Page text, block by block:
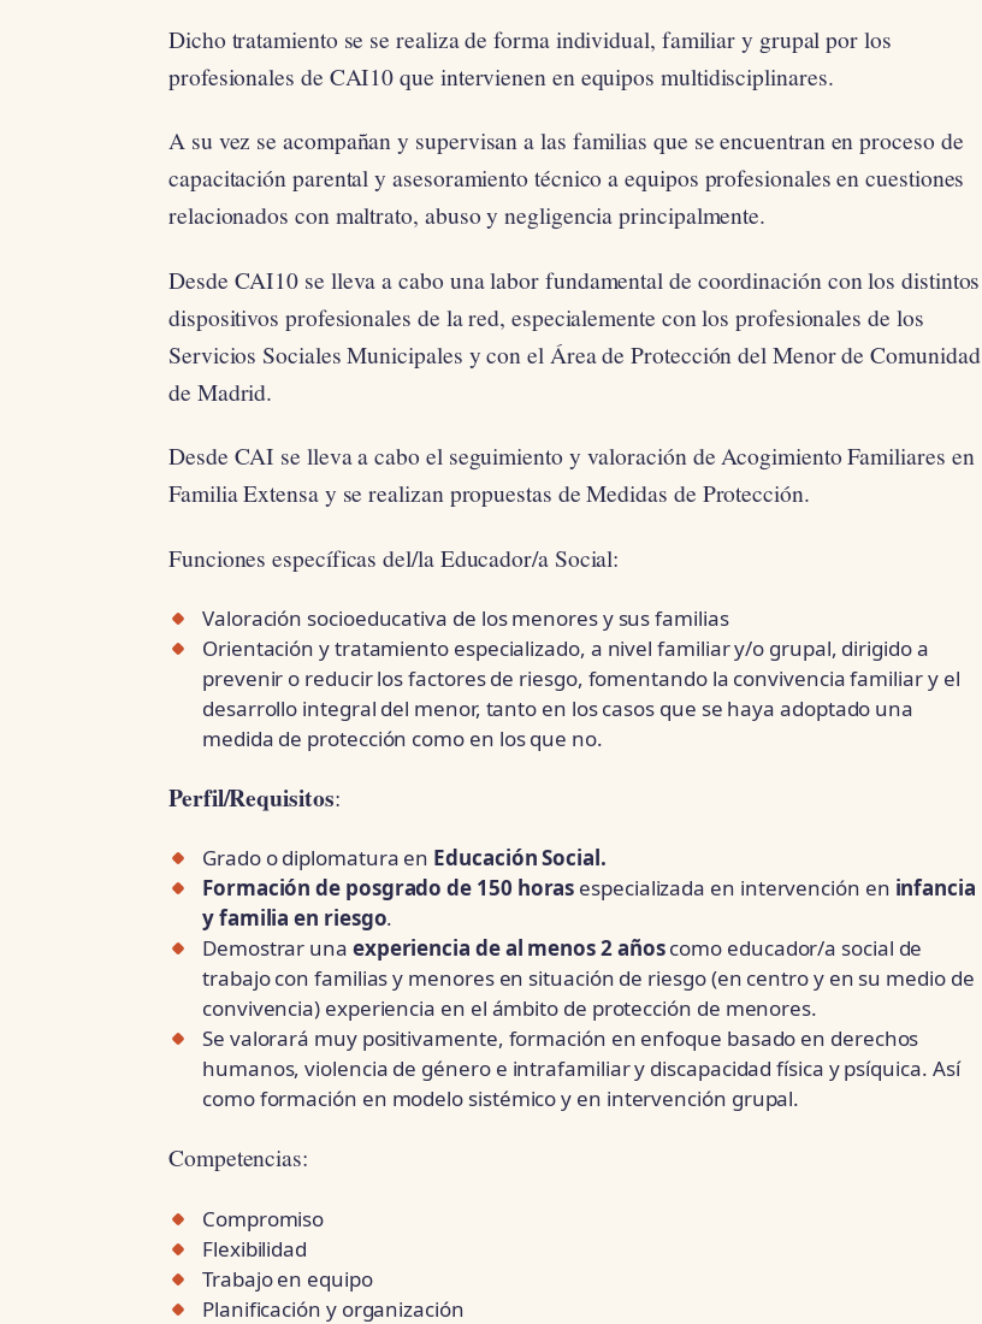
Dicho tratamiento se se realiza de forma individual, familiar y grupal por los
profesionales de CAI10 que intervienen en equipos multidisciplinares.
A su vez se acompañan y supervisan a las familias que se encuentran en proceso de
capacitación parental y asesoramiento técnico a equipos profesionales en cuestiones
relacionados con maltrato, abuso y negligencia principalmente.
Desde CAI10 se lleva a cabo una labor fundamental de coordinación con los distintos
dispositivos profesionales de la red, especialemente con los profesionales de los
Servicios Sociales Municipales y con el Área de Protección del Menor de Comunidad
de Madrid.
Desde CAI se lleva a cabo el seguimiento y valoración de Acogimiento Familiares en
Familia Extensa y se realizan propuestas de Medidas de Protección.
Funciones específicas del/la Educador/a Social:
Valoración socioeducativa de los menores y sus familias
Orientación y tratamiento especializado, a nivel familiar y/o grupal, dirigido a
prevenir o reducir los factores de riesgo, fomentando la convivencia familiar y el
desarrollo integral del menor, tanto en los casos que se haya adoptado una
medida de protección como en los que no.
Perfil/Requisitos:
Grado o diplomatura en Educación Social.
Formación de posgrado de 150 horas especializada en intervención en infancia
y familia en riesgo.
Demostrar una experiencia de al menos 2 añoscomo educador/a social de
trabajo con familias y menores en situación de riesgo (en centro y en su medio de
convivencia) experiencia en el ámbito de protección de menores.
Se valorará muy positivamente, formación en enfoque basado en derechos
humanos, violencia de género e intrafamiliar y discapacidad física y psíquica. Así
como formación en modelo sistémico y en intervención grupal.
Competencias:
Compromiso
Flexibilidad
Trabajo en equipo
Planificación y organización